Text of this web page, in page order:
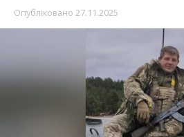
Опубліковано 27.11.2025